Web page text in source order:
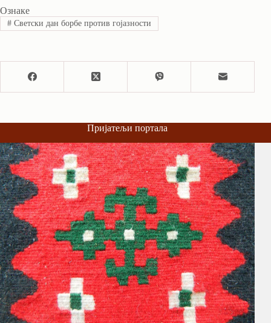
Ознаке
#Светски дан борбе против гојазности
Пријатељи портала